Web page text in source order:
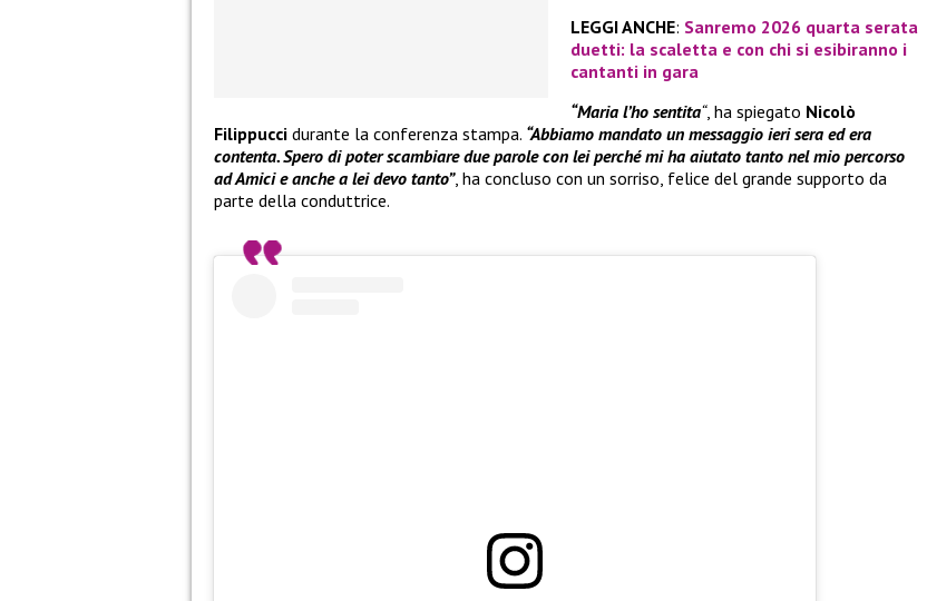
LEGGI ANCHE: Sanremo 2026 quarta serata
duetti: la scaletta e con chi si esibiranno i
cantanti in gara
“Maria l’ho sentita“, ha spiegato Nicolò
Filippucci durante la conferenza stampa. “Abbiamo mandato un messaggio ieri sera ed era
contenta. Spero di poter scambiare due parole con lei perché mi ha aiutato tanto nel mio percorso
ad Amici e anche a lei devo tanto”, ha concluso con un sorriso, felice del grande supporto da
parte della conduttrice.